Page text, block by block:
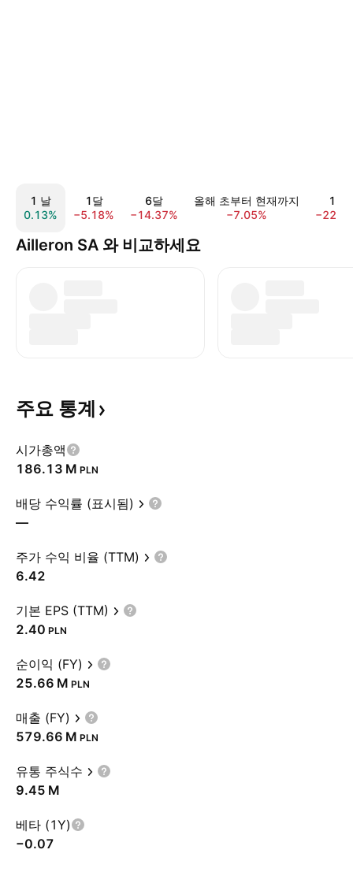
1 날
0.13%
1달
−5.18%
6달
−14.37%
올해 초부터 현재까지
−7.05%
1 해
Ailleron SA 와 비교하세요
주요 통계
시가총액
‪186.13 M‬ PLN
배당 수익률 (표시됨)
—
주가 수익 비율 (TTM)
6.42
기본 EPS (TTM)
2.40 PLN
순이익 (FY)
‪25.66 M‬ PLN
매출 (FY)
‪579.66 M‬ PLN
유통 주식수
‪9.45 M‬
베타 (1Y)
−0.07